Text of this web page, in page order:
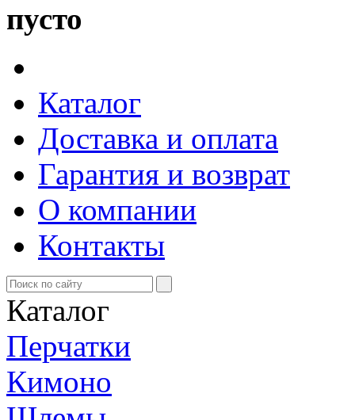
пусто
Каталог
Доставка и оплата
Гарантия и возврат
О компании
Контакты
Каталог
Перчатки
Кимоно